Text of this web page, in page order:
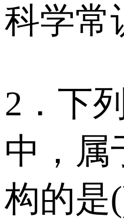
科学常
2．下
中，属
构的是